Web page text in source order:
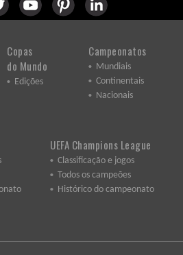
Copas
do Mundo
Edições
Campeonatos
Mundiais
Continentais
Nacionais
UEFA Champions League
Classificação e jogos
Todos os campeões
Histórico do campeonato